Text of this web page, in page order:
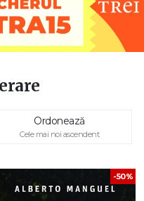
Ordonează
Cele mai noi ascendent
-50%